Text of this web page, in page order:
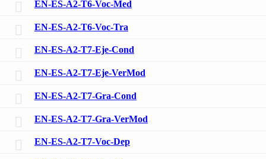
EN-ES-A2-T6-Voc-Med
EN-ES-A2-T6-Voc-Tra
EN-ES-A2-T7-Eje-Cond
EN-ES-A2-T7-Eje-VerMod
EN-ES-A2-T7-Gra-Cond
EN-ES-A2-T7-Gra-VerMod
EN-ES-A2-T7-Voc-Dep